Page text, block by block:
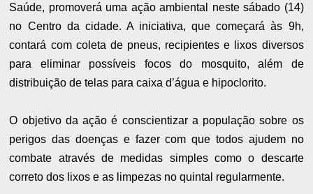
Saúde, promoverá uma ação ambiental neste sábado (14)
no Centro da cidade. A iniciativa, que começará às 9h,
contará com coleta de pneus, recipientes e lixos diversos
para eliminar possíveis focos do mosquito, além de
distribuição de telas para caixa d’água e hipoclorito.
O objetivo da ação é conscientizar a população sobre os
perigos das doenças e fazer com que todos ajudem no
combate através de medidas simples como o descarte
correto dos lixos e as limpezas no quintal regularmente.